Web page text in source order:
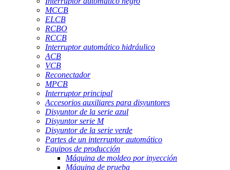
MCCB
ELCB
RCBO
RCCB
Interruptor automático hidráulico
ACB
VCB
Reconectador
MPCB
Interruptor principal
Accesorios auxiliares para disyuntores
Disyuntor de la serie azul
Disyuntor serie M
Disyuntor de la serie verde
Partes de un interruptor automático
Equipos de producción
Máquina de moldeo por inyección
Máquina de prueba